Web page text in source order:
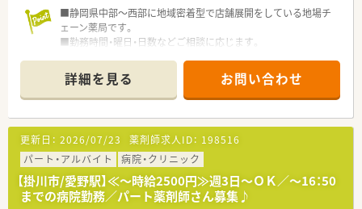
■静岡県中部～西部に地域密着型で店舗展開をしている地場チ
ェーン薬局です。
■勤務時間・曜日・日数などご相談に応じます。
■近隣に複数店舗展開されている為、応援体制が整っておりま
す。
■お子さんの急なお休み等も相談できますので、子育て中のママ
薬剤師さんにもオススメ！
■人材育成に力を入れており、研修・教育制度が充実★
詳細を見る お問い合わせ
更新日： 2026/07/23 薬剤師求人ID： 198516
パート・アルバイト
病院・クリニック
【掛川市/愛野駅】≪～時給2500円≫週3日～ＯＫ／～16：50
までの病院勤務／パート薬剤師さん募集♪